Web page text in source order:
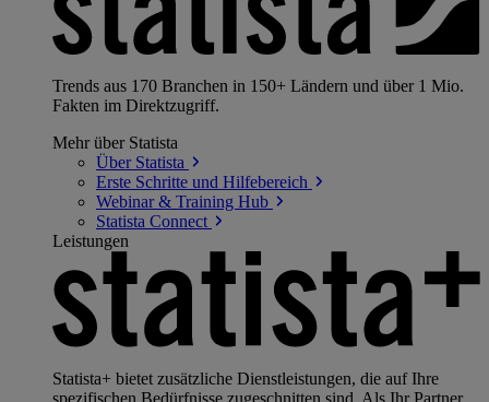
Trends aus 170 Branchen in 150+ Ländern und über 1 Mio.
Fakten im Direktzugriff.
Mehr über Statista
Über Statista
Erste Schritte und Hilfebereich
Webinar & Training Hub
Statista Connect
Leistungen
Statista+ bietet zusätzliche Dienstleistungen, die auf Ihre
spezifischen Bedürfnisse zugeschnitten sind. Als Ihr Partner